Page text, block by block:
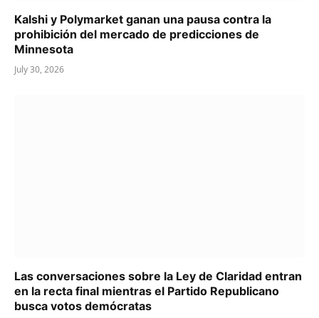
Kalshi y Polymarket ganan una pausa contra la
prohibición del mercado de predicciones de
Minnesota
July 30, 2026
Las conversaciones sobre la Ley de Claridad entran
en la recta final mientras el Partido Republicano
busca votos demócratas